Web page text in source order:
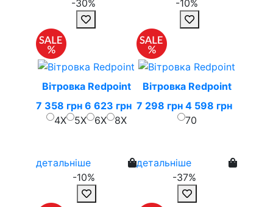
-30%
-10%
Вітровка Redpoint
7 358 грн 6 623 грн
4X
5X 6X 8X
детальніше
-10%
Вітровка Redpoint
7 298 грн 4 598 грн
70
детальніше
-37%